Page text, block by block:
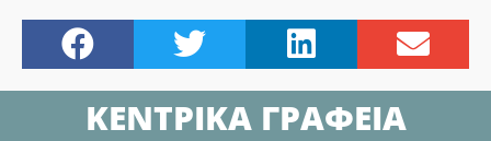
ΚΕΝΤΡΙΚΑ ΓΡΑΦΕΙΑ